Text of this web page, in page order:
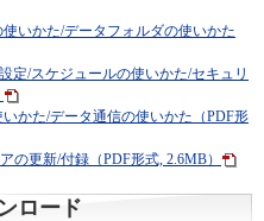
いかた/データフォルダの使いかた
定/スケジュールの使いかた/セキュリ
かた/データ通信の使いかた（PDF形
の更新/付録（PDF形式, 2.6MB）
ロード